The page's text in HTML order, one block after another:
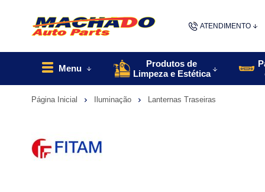
ATENDIMENTO
Menu
Produtos de
Limpeza e Estética
Página Inicial Iluminação Lanternas Traseiras